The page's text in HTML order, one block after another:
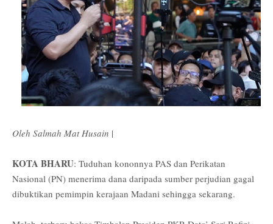
Oleh Salmah Mat Husain |
KOTA BHARU: Tuduhan kononnya PAS dan Perikatan
Nasional (PN) menerima dana daripada sumber perjudian gagal
dibuktikan pemimpin kerajaan Madani sehingga sekarang.